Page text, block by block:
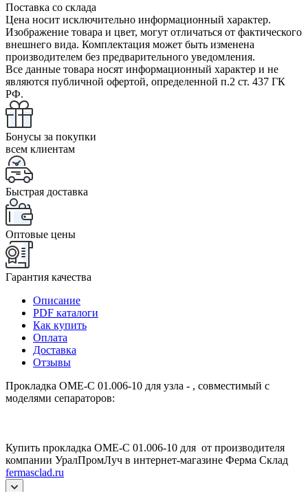
Поставка со склада
Цена носит исключительно информационный характер.
Изображение товара и цвет, могут отличаться от фактического
внешнего вида. Комплектация может быть изменена
производителем без предварительного уведомления.
Все данные товара носят информационный характер и не
являются публичной офертой, определенной п.2 ст. 437 ГК
РФ.
Бонусы за покупки
всем клиентам
Быстрая доставка
Оптовые цены
Гарантия качества
Описание
PDF каталоги
Как купить
Оплата
Доставка
Отзывы
Прокладка ОМЕ-С 01.006-10 для узла - , совместимый с
моделями сепараторов:
Купить прокладка ОМЕ-С 01.006-10 для от производителя
компании УралПромЛуч в интернет-магазине Ферма Склад
fermasclad.ru